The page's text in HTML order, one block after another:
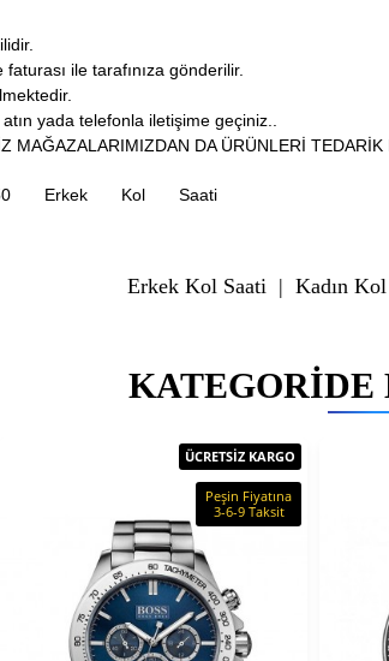
ile tarafınıza gönderilir.
yada telefonla iletişime geçiniz..
MAĞAZALARIMIZDAN DA ÜRÜNLERİ TEDARİK
Erkek Kol Saati
Erkek Kol Saati | Kadın
ÜCRETSİZ KARGO
Peşin Fiyatına
3-6-9 Taksit